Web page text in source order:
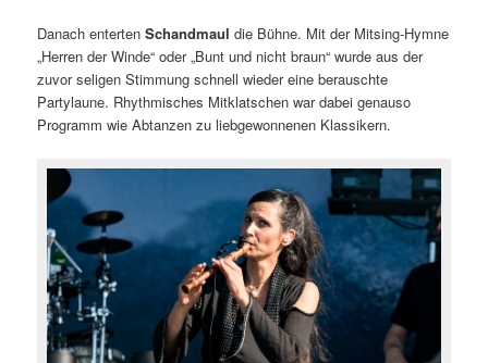
Danach entertenSchandmaul die Bühne. Mit der Mitsing-Hymne
„Herren der Winde“ oder „Bunt und nicht braun“ wurde aus der
zuvor seligen Stimmung schnell wieder eine berauschte
Partylaune. Rhythmisches Mitklatschen war dabei genauso
Programm wie Abtanzen zu liebgewonnenen Klassikern.